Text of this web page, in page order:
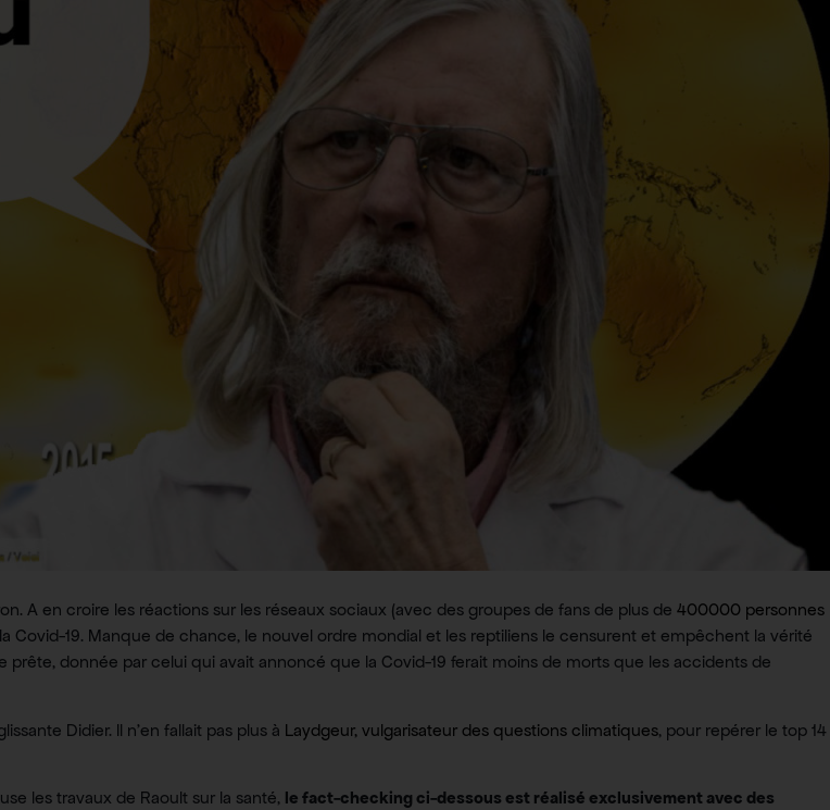
A en croire les réactions sur les réseaux sociaux (avec des groupes de fans de plus de 400000 personnes
19. Manque de chance, le nouvel ordre mondial et les reptiliens le censurent et empêchent la vérité
donnée par celui qui avait annoncé que la Covid-19 ferait moins de morts que les accidents de
Didier. Il n’en fallait pas plus à Laydgeur, vulgarisateur des questions climatiques, pour repérer le top 14
les travaux de Raoult sur la santé, le fact-checking ci-dessous est réalisé exclusivement avec des